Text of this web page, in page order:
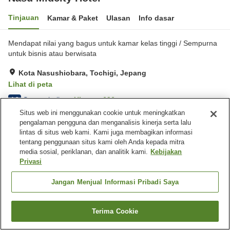
Tinjauan Kamar & Paket Ulasan Info dasar
Mendapat nilai yang bagus untuk kamar kelas tinggi / Sempurna
untuk bisnis atau berwisata
Kota Nasushiobara, Tochigi, Jepang
Lihat di peta
4.2 Sangat baik Ulasan:696
Fasilitas properti
Tempat parkir
Mesin penjual otomatis
Restoran Barat
Laundry berbayar
Jepang Tochigi
Kota Nasushiobara
Nasu Midcity Hotel
Cari kamar
Situs web ini menggunakan cookie untuk meningkatkan
pengalaman pengguna dan menganalisis kinerja serta lalu
lintas di situs web kami. Kami juga membagikan informasi
tentang penggunaan situs kami oleh Anda kepada mitra
media sosial, periklanan, dan analitik kami. Kebijakan
Privasi
Jangan Menjual Informasi Pribadi Saya
Terima Cookie